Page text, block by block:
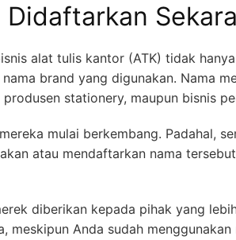
alat tulis kantor (ATK) tidak hanya
brand yang digunakan. Nama
stationery, maupun bisnis
mulai berkembang. Padahal,
atau mendaftarkan nama
diberikan kepada pihak yang
meskipun Anda sudah menggunakan